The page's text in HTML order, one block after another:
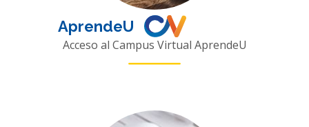
AprendeU
Acceso al Campus Virtual AprendeU